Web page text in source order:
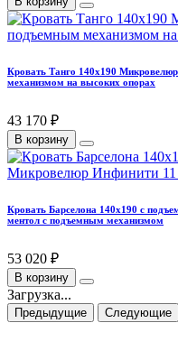
Кровать Танго 140х190
механизмом на высоких опорах
43 170 ₽
В корзину
Кровать Барселона 140х190 с
ментол с подъемным механизмом
53 020 ₽
В корзину
Загрузка...
Предыдущие Следующие